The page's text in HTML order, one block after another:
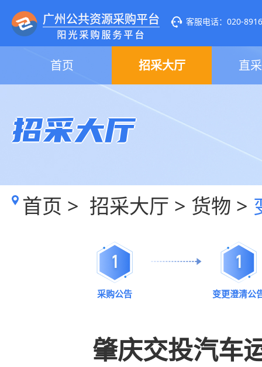
客服电话：020-
首页 招采大厅 直
招采大厅
首页 > 招采大厅 > 货物 >
1
采购公告
1
变更澄清公
肇庆交投汽车